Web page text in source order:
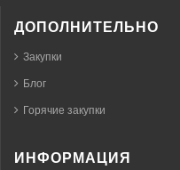
ДОПОЛНИТЕЛЬНО
Закупки
Блог
Горячие закупки
ИНФОРМАЦИЯ